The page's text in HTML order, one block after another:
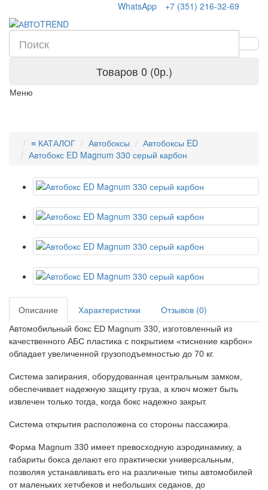
WhatsApp +7 (351) 216-32-69
Товаров 0 (0р.)
Меню
≡ КАТАЛОГ Автобоксы
Автобоксы ED
Автобокс ED Magnum 330 серый карбон
Описание Характеристики Отзывов (0)
Автомобильный бокс ED Magnum 330, изготовленный из
качественного АБС пластика с покрытием «тиснение карбон»
обладает увеличенной грузоподъемностью до 70 кг.
Система запирания, оборудованная центральным замком,
обеспечивает надежную защиту груза, а ключ может быть
извлечен только тогда, когда бокс надежно закрыт.
Система открытия расположена со стороны пассажира.
Форма Magnum 330 имеет превосходную аэродинамику, а
габариты бокса делают его практически универсальным,
позволяя устанавливать его на различные типы автомобилей
от маленьких хетчбеков и небольших седанов, до